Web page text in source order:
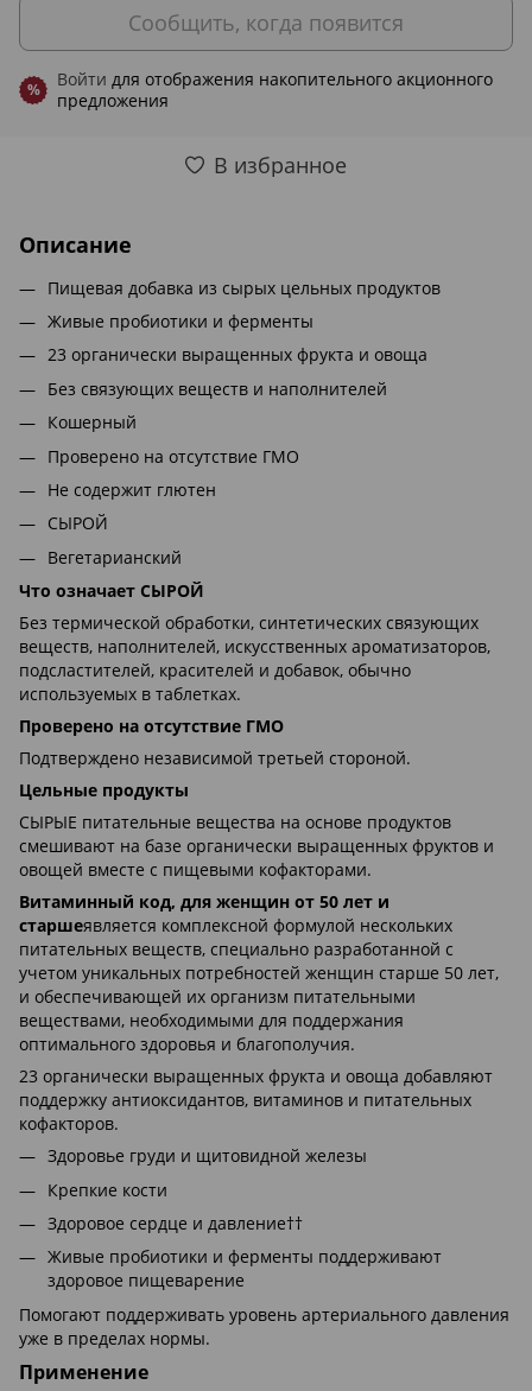
Сообщить, когда появится
% Войти для отображения накопительного акционного
предложения
В избранное
Описание
Пищевая добавка из сырых цельных продуктов
Живые пробиотики и ферменты
23 органически выращенных фрукта и овоща
Без связующих веществ и наполнителей
Кошерный
Проверено на отсутствие ГМО
Не содержит глютен
СЫРОЙ
Вегетарианский
Что означает СЫРОЙ
Без термической обработки, синтетических связующих
веществ, наполнителей, искусственных ароматизаторов,
подсластителей, красителей и добавок, обычно
используемых в таблетках.
Проверено на отсутствие ГМО
Подтверждено независимой третьей стороной.
Цельные продукты
СЫРЫЕ питательные вещества на основе продуктов
смешивают на базе органически выращенных фруктов и
овощей вместе с пищевыми кофакторами.
Витаминный код, для женщин от 50 лет и
старшеявляется комплексной формулой нескольких
питательных веществ, специально разработанной с
учетом уникальных потребностей женщин старше 50 лет,
и обеспечивающей их организм питательными
веществами, необходимыми для поддержания
оптимального здоровья и благополучия.
23 органически выращенных фрукта и овоща добавляют
поддержку антиоксидантов, витаминов и питательных
кофакторов.
Здоровье груди и щитовидной железы
Крепкие кости
Здоровое сердце и давление††
Живые пробиотики и ферменты поддерживают
здоровое пищеварение
Помогают поддерживать уровень артериального давления
уже в пределах нормы.
Применение